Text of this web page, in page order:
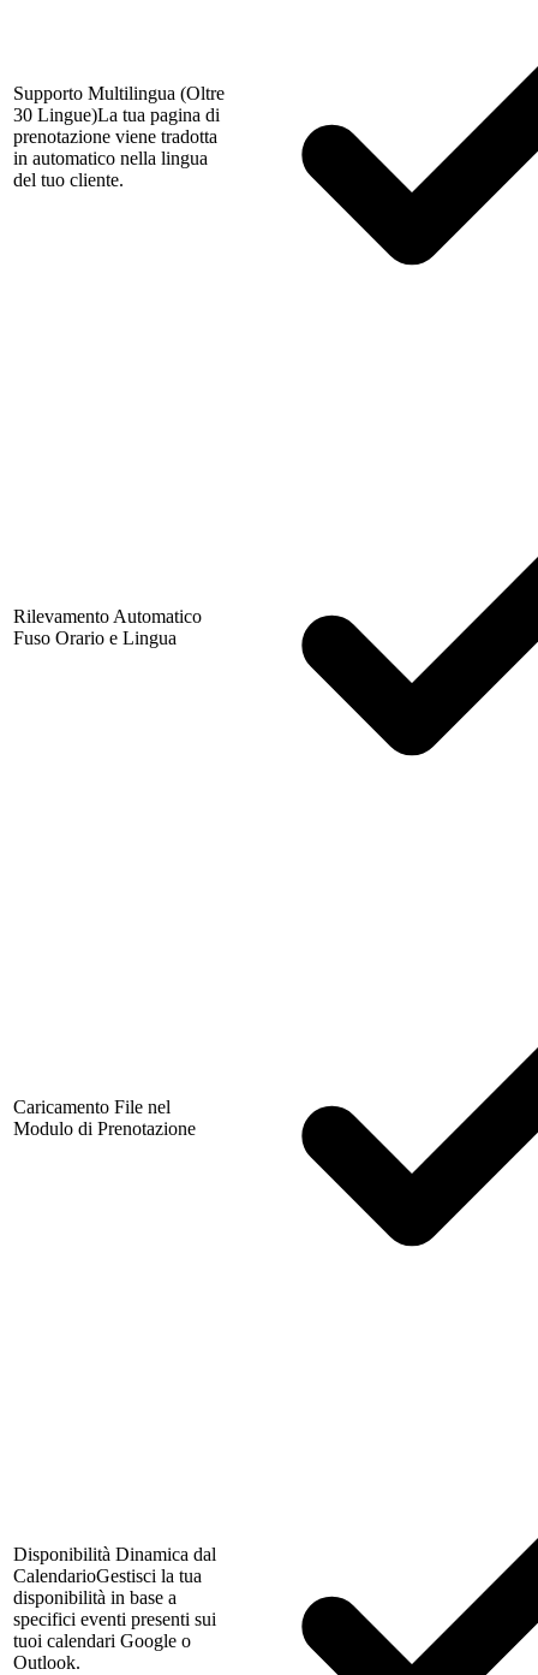
Supporto Multilingua (Oltre
30 Lingue)La tua pagina di
prenotazione viene tradotta
in automatico nella lingua
del tuo cliente.
Rilevamento Automatico
Fuso Orario e Lingua
Caricamento File nel
Modulo di Prenotazione
Disponibilità Dinamica dal
CalendarioGestisci la tua
disponibilità in base a
specifici eventi presenti sui
tuoi calendari Google o
Outlook.